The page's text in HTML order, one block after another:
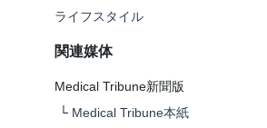
ライフスタイル
関連媒体
Medical Tribune新聞版
└ Medical Tribune本紙